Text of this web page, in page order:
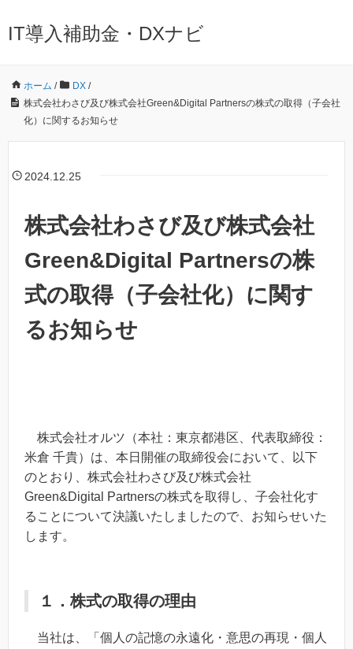
IT導入補助金・DXナビ
ホーム / DX /
株式会社わさび及び株式会社Green&Digital Partnersの株式の取得（子会社
化）に関するお知らせ
2024.12.25
株式会社わさび及び株式会社
Green&Digital Partnersの株
式の取得（子会社化）に関す
るお知らせ
株式会社オルツ（本社：東京都港区、代表取締役：
米倉 千貴）は、本日開催の取締役会において、以下
のとおり、株式会社わさび及び株式会社
Green&Digital Partnersの株式を取得し、子会社化す
ることについて決議いたしましたので、お知らせいた
します。
１．株式の取得の理由
当社は、「個人の記憶の永遠化・意思の再現・個人